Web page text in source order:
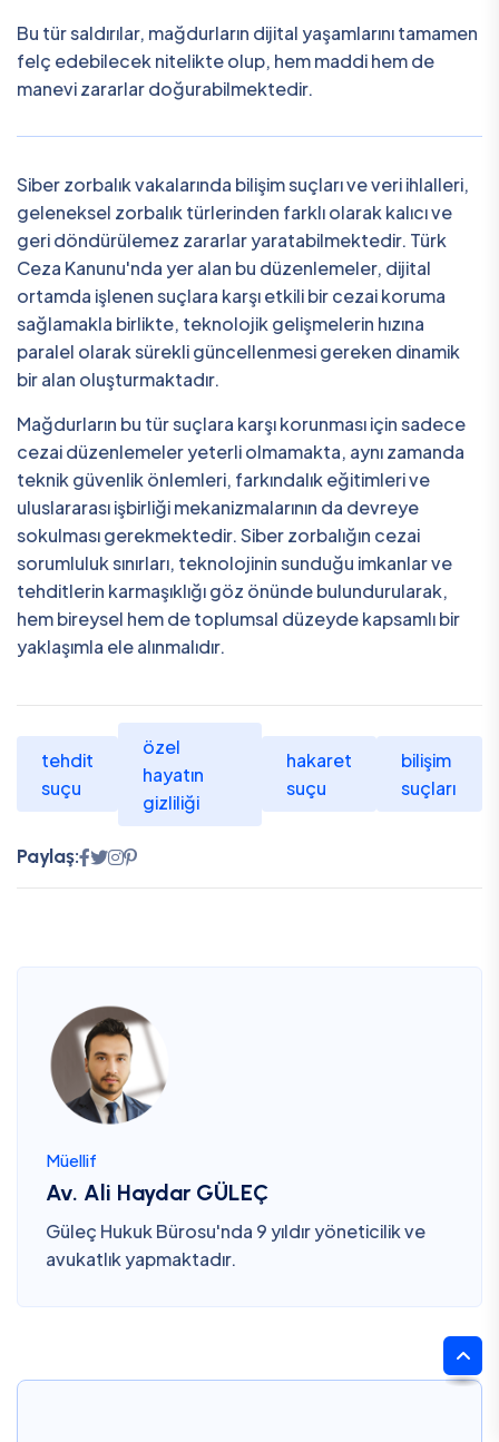
Bu tür saldırılar, mağdurların dijital yaşamlarını tamamen
felç edebilecek nitelikte olup, hem maddi hem de
manevi zararlar doğurabilmektedir.
Siber zorbalık vakalarında bilişim suçları ve veri ihlalleri,
geleneksel zorbalık türlerinden farklı olarak kalıcı ve
geri döndürülemez zararlar yaratabilmektedir. Türk
Ceza Kanunu'nda yer alan bu düzenlemeler, dijital
ortamda işlenen suçlara karşı etkili bir cezai koruma
sağlamakla birlikte, teknolojik gelişmelerin hızına
paralel olarak sürekli güncellenmesi gereken dinamik
bir alan oluşturmaktadır.
Mağdurların bu tür suçlara karşı korunması için sadece
cezai düzenlemeler yeterli olmamakta, aynı zamanda
teknik güvenlik önlemleri, farkındalık eğitimleri ve
uluslararası işbirliği mekanizmalarının da devreye
sokulması gerekmektedir. Siber zorbalığın cezai
sorumluluk sınırları, teknolojinin sunduğu imkanlar ve
tehditlerin karmaşıklığı göz önünde bulundurularak,
hem bireysel hem de toplumsal düzeyde kapsamlı bir
yaklaşımla ele alınmalıdır.
tehdit
suçu
özel
hayatın
gizliliği
hakaret
suçu
bilişim
suçları
Paylaş:
Müellif
Av. Ali Haydar GÜLEÇ
Güleç Hukuk Bürosu'nda 9 yıldır yöneticilik ve
avukatlık yapmaktadır.